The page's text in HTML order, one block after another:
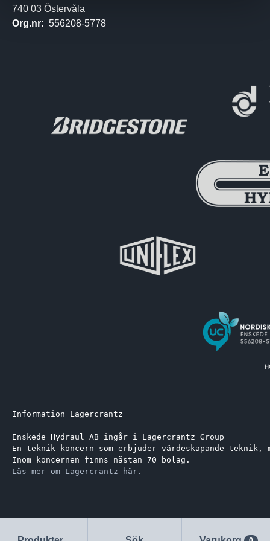
Information Lagercrantz
Enskede Hydraul AB ingår i Lagercrantz Group
En teknik koncern som erbjuder värdeskapande
Inom koncernen finns nästan 70 bolag.
Läs mer om Lagercrantz här.
740 03 Östervåla
Org.nr: 556208-5778